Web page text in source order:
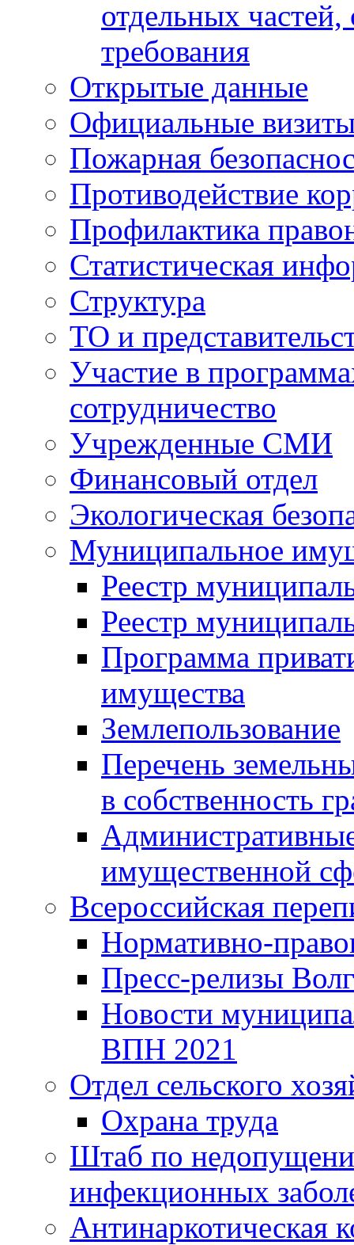
отдельных
требования
Открытые данные
Официальные
Пожарная
Противодействие
Профилактика
Статистическая
Структура
ТО и
Участие в
сотрудничество
Учрежденные СМИ
Финансовый отдел
Экологическая
Муниципальное
Реестр
Реестр
Программа
имущества
Землепользование
Перечень
в собственность
имущественной
Всероссийская
Нормативно-
Пресс-релизы
Новости
ВПН 2021
Отдел сельского
Охрана труда
Штаб по
инфекционных
Антинаркотическая